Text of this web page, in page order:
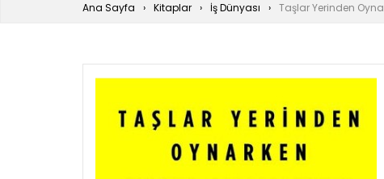
Ana Sayfa Kitaplar İş Dünyası Taşlar Yerinden